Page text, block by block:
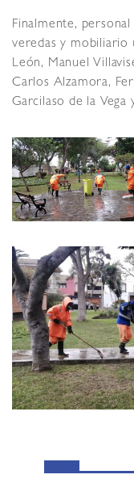
Finalmente,
veredas y mobiliario
León, Manuel
Carlos Alzamora,
Garcilaso de la Vega